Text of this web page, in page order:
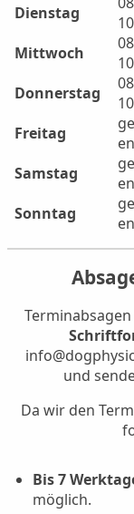
Dienstag
Mittwoch
Donnerstag
Freitag
en
Samstag
en
Sonntag
en
und
Da wir den
Bis 7
möglich.